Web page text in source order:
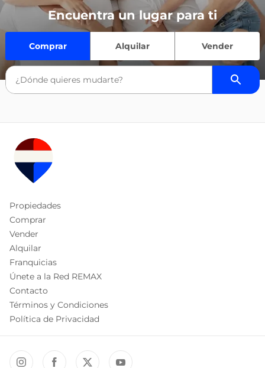
Encuentra un lugar para ti
Comprar Alquilar Vender
Propiedades
Comprar
Vender
Alquilar
Franquicias
Únete a la Red REMAX
Contacto
Términos y Condiciones
Política de Privacidad